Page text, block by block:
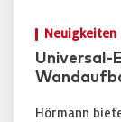
Neuigkeiten
Universal-
Hörmann